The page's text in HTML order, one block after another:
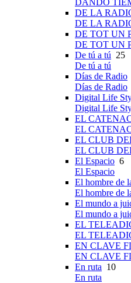
DANDO
DE LA
DE LA
DE TOT UN
DE TOT UN
De tú a tú 25
De tú a tú
Días de Radio
Días de Radio
Digital Life
Digital Life
EL
EL
EL CLUB
EL CLUB
El Espacio 6
El Espacio
El hombre de
El hombre de
El mundo a
El mundo a
EL
EL
EN CLAVE
EN CLAVE
En ruta 10
En ruta